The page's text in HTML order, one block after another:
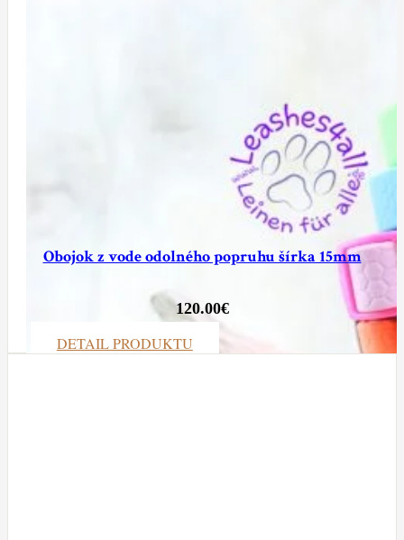
Obojok z vode odolného popruhu šírka 15mm
120.00€
DETAIL PRODUKTU